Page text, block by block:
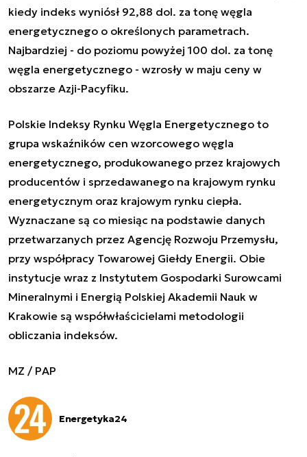
kiedy indeks wyniósł 92,88 dol. za tonę węgla
energetycznego o określonych parametrach.
Najbardziej - do poziomu powyżej 100 dol. za tonę
węgla energetycznego - wzrosły w maju ceny w
obszarze Azji-Pacyfiku.
Polskie Indeksy Rynku Węgla Energetycznego to
grupa wskaźników cen wzorcowego węgla
energetycznego, produkowanego przez krajowych
producentów i sprzedawanego na krajowym rynku
energetycznym oraz krajowym rynku ciepła.
Wyznaczane są co miesiąc na podstawie danych
przetwarzanych przez Agencję Rozwoju Przemysłu,
przy współpracy Towarowej Giełdy Energii. Obie
instytucje wraz z Instytutem Gospodarki Surowcami
Mineralnymi i Energią Polskiej Akademii Nauk w
Krakowie są współwłaścicielami metodologii
obliczania indeksów.
MZ / PAP
Energetyka24